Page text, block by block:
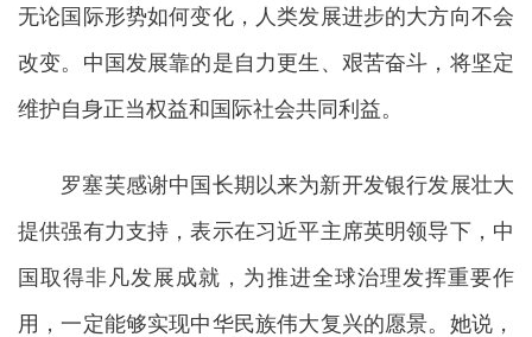
无论国际形势如何变化，人类发展进步的大方向不会
改变。中国发展靠的是自力更生、艰苦奋斗，将坚定
维护自身正当权益和国际社会共同利益。
罗塞芙感谢中国长期以来为新开发银行发展壮大
提供强有力支持，表示在习近平主席英明领导下，中
国取得非凡发展成就，为推进全球治理发挥重要作
用，一定能够实现中华民族伟大复兴的愿景。她说，